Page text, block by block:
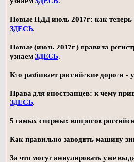
Новые ПДД июль 2017г: как теперь
ЗДЕСЬ.
Новые (июль 2017г.) правила
узнаем ЗДЕСЬ.
Кто разбивает российские дороги -
Права для иностранцев: к чему
ЗДЕСЬ.
5 самых спорных вопросов
Как правильно заводить машину
За что могут аннулировать уже